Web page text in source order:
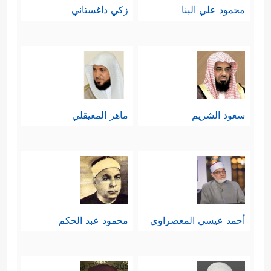
محمود علي البنا زكي داغستاني
سعود الشريم ماهر المعيقلي
أحمد عيسي المعصراوي محمود عبد الحكم